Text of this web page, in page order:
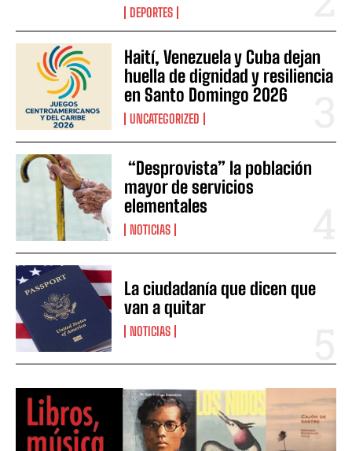
DEPORTES
Haití, Venezuela y Cuba dejan
huella de dignidad y resiliencia
en Santo Domingo 2026
UNCATEGORIZED
“Desprovista” la población
mayor de servicios
elementales
NOTICIAS
La ciudadanía que dicen que
van a quitar
NOTICIAS